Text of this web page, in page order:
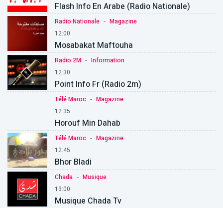
Flash Info En Arabe (Radio Nationale)
Radio Nationale - Magazine
12:00
Mosabakat Maftouha
Radio 2M - Information
12:30
Point Info Fr (Radio 2m)
Télé Maroc - Magazine
12:35
Horouf Min Dahab
Télé Maroc - Magazine
12:45
Bhor Bladi
Chada - Musique
13:00
Musique Chada Tv